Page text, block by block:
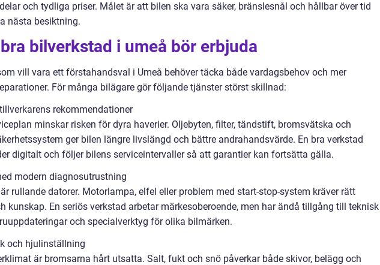
och tydliga priser. Målet är att bilen ska vara säker, bränslesnål och hållbar över tid
nästa besiktning.
bilverkstad i umeå bör erbjuda
vill vara ett förstahandsval i Umeå behöver täcka både vardagsbehov och mer
För många bilägare gör följande tjänster störst skillnad:
rekommendationer
minskar risken för dyra haverier. Oljebyten, filter, tändstift, bromsvätska och
ger bilen längre livslängd och bättre andrahandsvärde. En bra verkstad
digitalt och följer bilens serviceintervaller så att garantier kan fortsätta gälla.
modern diagnosutrustning
rullande datorer. Motorlampa, elfel eller problem med start-stop-system kräver rätt
kunskap. En seriös verkstad arbetar märkesoberoende, men har ändå tillgång till teknisk
och specialverktyg för olika bilmärken.
och hjulinställning
är bromsarna hårt utsatta. Salt, fukt och snö påverkar både skivor, belägg och